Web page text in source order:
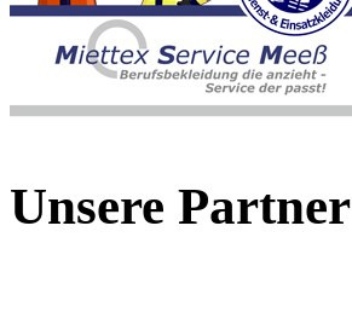
Unsere Partner